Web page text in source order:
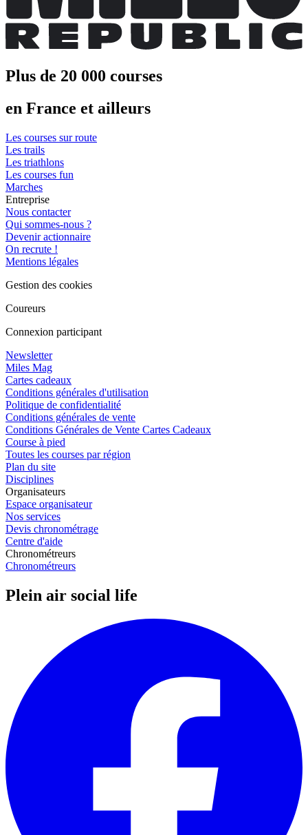
Plus de 20 000 courses
en France et ailleurs
Les courses sur route
Les trails
Les triathlons
Les courses fun
Marches
Entreprise
Nous contacter
Qui sommes-nous ?
Devenir actionnaire
On recrute !
Mentions légales
Gestion des cookies
Coureurs
Connexion participant
Newsletter
Miles Mag
Cartes cadeaux
Conditions générales d'utilisation
Politique de confidentialité
Conditions générales de vente
Conditions Générales de Vente Cartes Cadeaux
Course à pied
Toutes les courses par région
Plan du site
Disciplines
Organisateurs
Espace organisateur
Nos services
Devis chronométrage
Centre d'aide
Chronométreurs
Chronométreurs
Plein air social life